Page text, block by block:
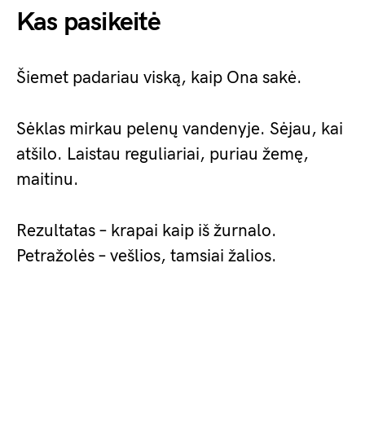
Kas pasikeitė
Šiemet padariau viską, kaip Ona sakė.
Sėklas mirkau pelenų vandenyje. Sėjau, kai
atšilo. Laistau reguliariai, puriau žemę,
maitinu.
Rezultatas – krapai kaip iš žurnalo.
Petražolės – vešlios, tamsiai žalios.